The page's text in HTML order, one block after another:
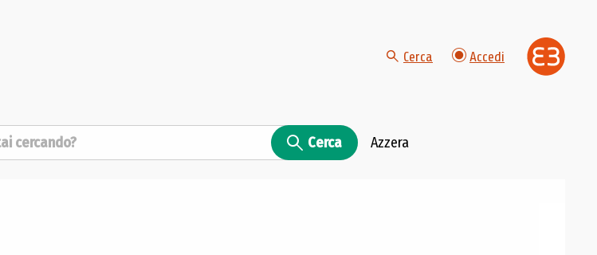
Cerca Accedi
Cerca Azzera